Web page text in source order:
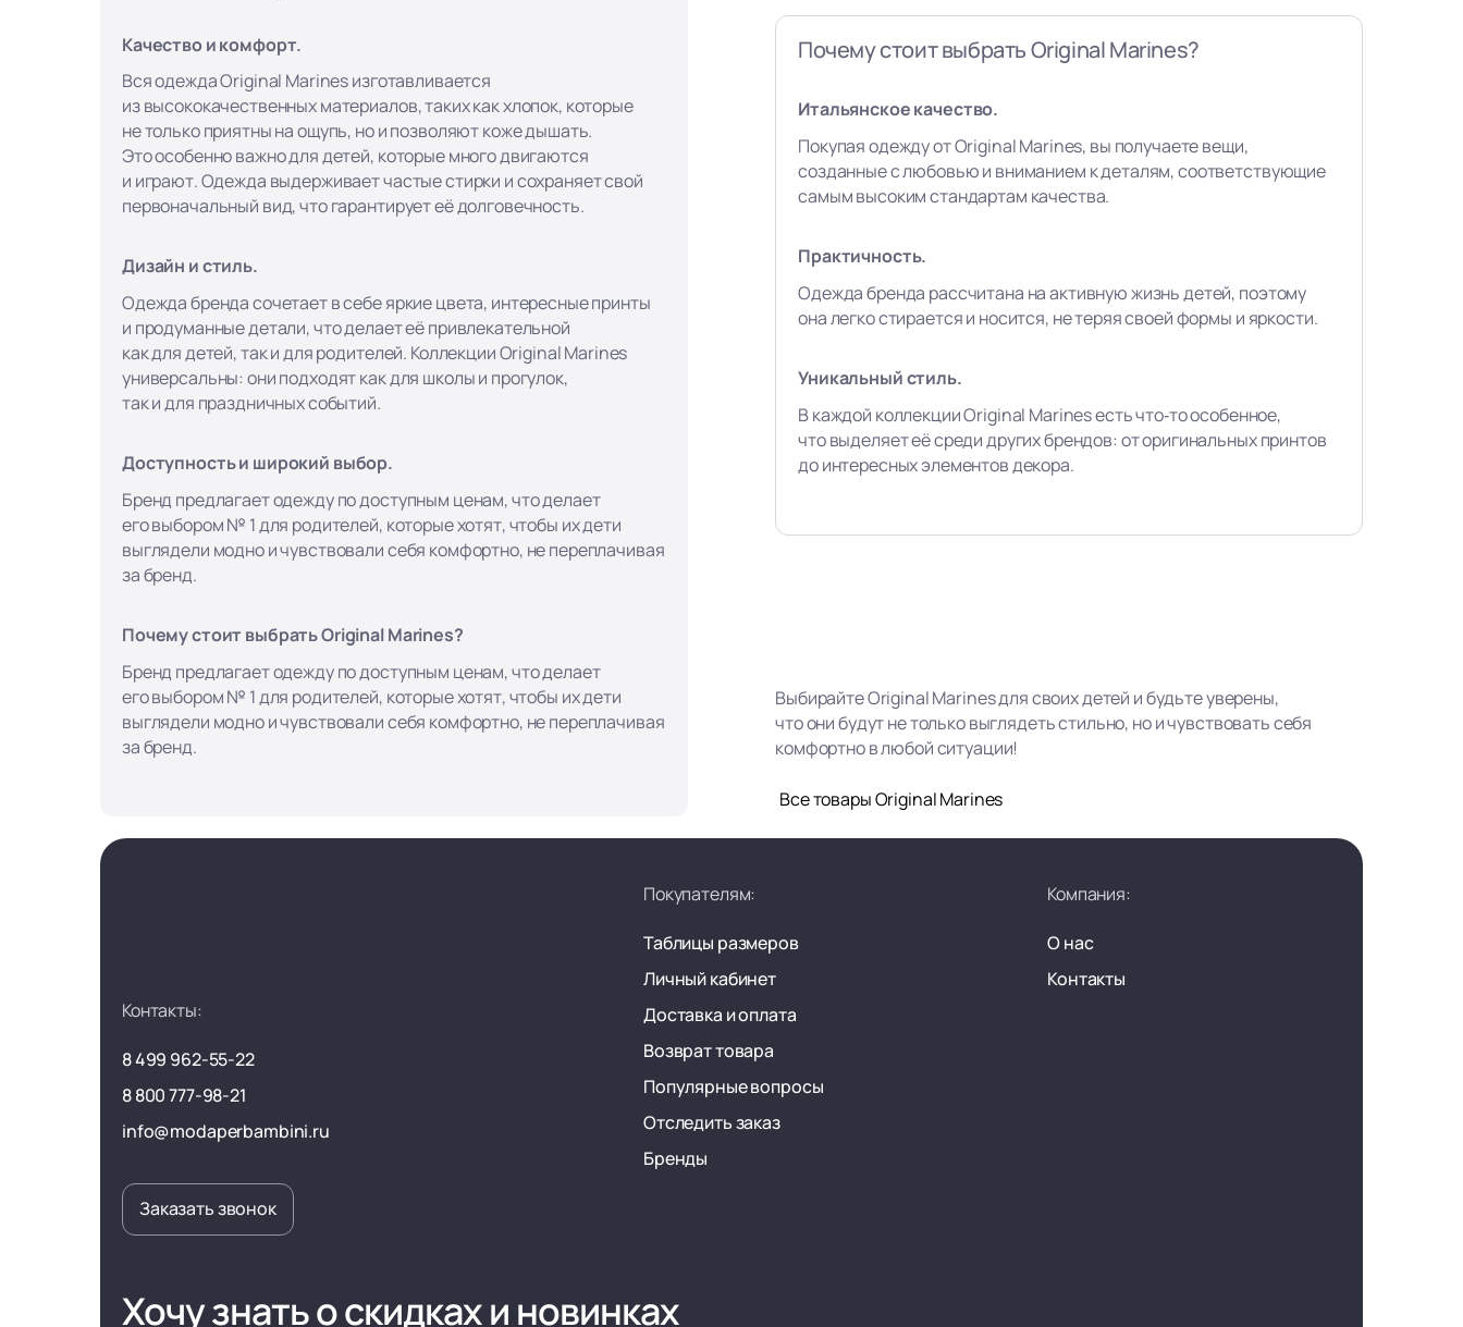
Качество и комфорт.
Вся одежда Original Marines изготавливается
из высококачественных материалов, таких как хлопок, которые
не только приятны на ощупь, но и позволяют коже дышать.
Это особенно важно для детей, которые много двигаются
и играют. Одежда выдерживает частые стирки и сохраняет свой
первоначальный вид, что гарантирует её долговечность.
Дизайн и стиль.
Одежда бренда сочетает в себе яркие цвета, интересные принты
и продуманные детали, что делает её привлекательной
как для детей, так и для родителей. Коллекции Original Marines
универсальны: они подходят как для школы и прогулок,
так и для праздничных событий.
Доступность и широкий выбор.
Бренд предлагает одежду по доступным ценам, что делает
его выбором № 1 для родителей, которые хотят, чтобы их дети
выглядели модно и чувствовали себя комфортно, не переплачивая
за бренд.
Почему стоит выбрать Original Marines?
Бренд предлагает одежду по доступным ценам, что делает
его выбором № 1 для родителей, которые хотят, чтобы их дети
выглядели модно и чувствовали себя комфортно, не переплачивая
за бренд.
Почему стоит выбрать Original Marines?
Итальянское качество.
Покупая одежду от Original Marines, вы получаете вещи,
созданные с любовью и вниманием к деталям, соответствующие
самым высоким стандартам качества.
Практичность.
Одежда бренда рассчитана на активную жизнь детей, поэтому
она легко стирается и носится, не теряя своей формы и яркости.
Уникальный стиль.
В каждой коллекции Original Marines есть что‑то особенное,
что выделяет её среди других брендов: от оригинальных принтов
до интересных элементов декора.
Выбирайте Original Marines для своих детей и будьте уверены,
что они будут не только выглядеть стильно, но и чувствовать себя
комфортно в любой ситуации!
Все товары Original Marines
Контакты:
8 499 962-55-22
8 800 777-98-21
info@modaperbambini.ru
Заказать звонок
Покупателям:
Таблицы размеров
Личный кабинет
Доставка и оплата
Возврат товара
Популярные вопросы
Отследить заказ
Бренды
Компания:
О нас
Контакты
Хочу знать о скидках и новинках